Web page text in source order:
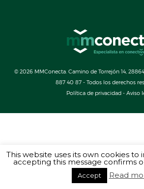
© 2026 MMConecta. Camino de Torrejón 14,
887 40 87 - Todos los derechos
Política de privacidad- Aviso
This website uses its own cookies to
accepting this message confirms
Accept Read